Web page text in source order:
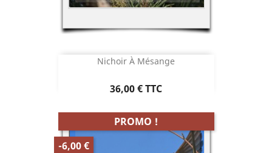
Nichoir À Mésange
Prix
36,00 €TTC
-6,00 €
PROMO !